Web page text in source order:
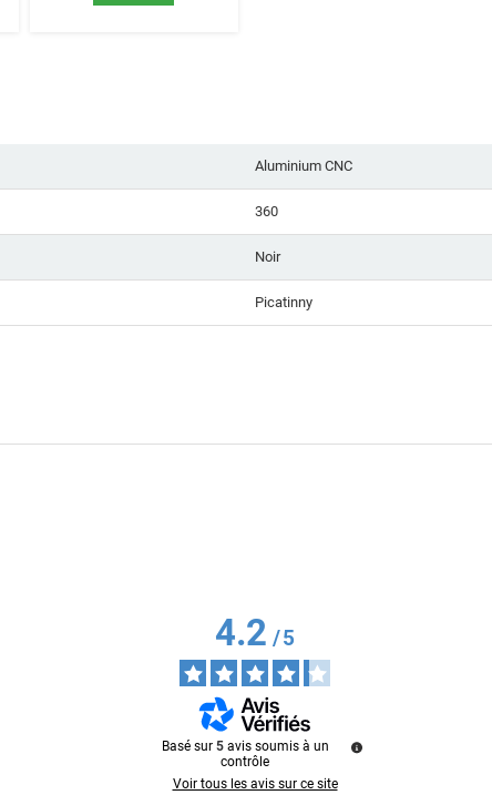
Aluminium CNC
360
Noir
Picatinny
4.2/5
Basé sur 5 avis soumis à un
contrôle
Voir tous les avis sur ce site